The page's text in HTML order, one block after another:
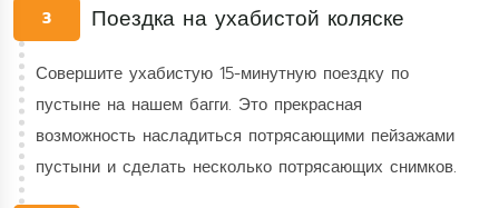
3 Поездка на ухабистой коляске
Совершите ухабистую 15-минутную поездку по
пустыне на нашем багги. Это прекрасная
возможность насладиться потрясающими пейзажами
пустыни и сделать несколько потрясающих снимков.